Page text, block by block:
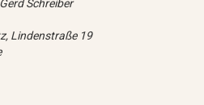
Schreiber
Lindenstraße 19